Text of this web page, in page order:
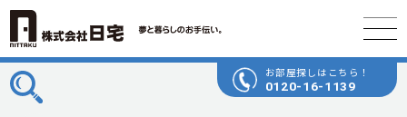
お部屋探しはこちら！
0120-16-1139